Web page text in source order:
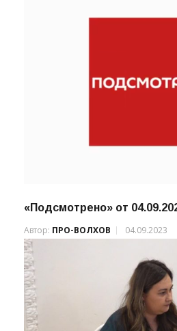
«Подсмотрено» от
Автор: ПРО-ВОЛХОВ 04.09.2023